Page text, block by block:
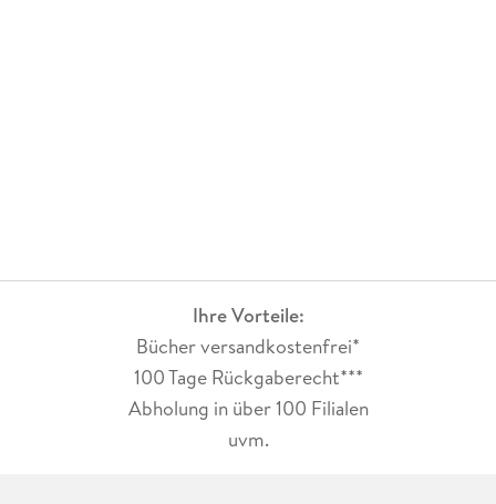
Ihre Vorteile:
Bücher versandkostenfrei*
100 Tage Rückgaberecht***
Abholung in über 100 Filialen
uvm.